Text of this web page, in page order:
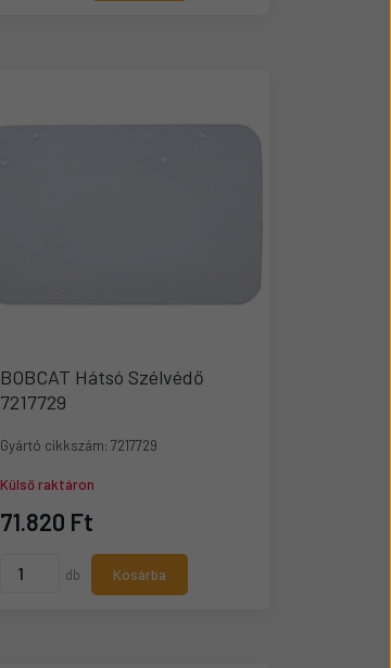
BOBCAT Hátsó Szélvédő
7217729
Gyártó cikkszám: 7217729
Külső raktáron
71.820 Ft
db Kosárba